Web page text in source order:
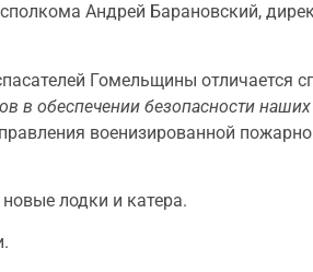
Андрей Барановский,
Гомельщины отличается
в обеспечении безопасности
военизированной
лодки и катера.